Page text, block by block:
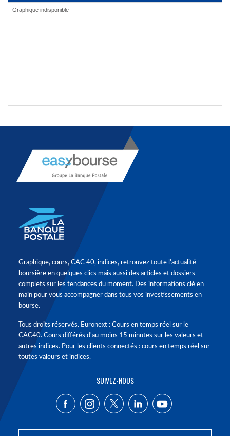
Graphique, cours, CAC 40, indices, retrouvez toute l'actualité
boursière en quelques clics mais aussi des articles et dossiers
complets sur les tendances du moment. Des informations clé en
main pour vous accompagner dans tous vos investissements en
bourse.
Tous droits réservés. Euronext : Cours en temps réel sur le
CAC40. Cours différés d'au moins 15 minutes sur les valeurs et
autres indices. Pour les clients connectés : cours en temps réel sur
toutes valeurs et indices.
SUIVEZ-NOUS